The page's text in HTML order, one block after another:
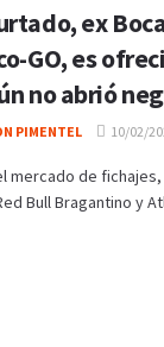
ex
GO, es
no abrió
PIMENTEL 10/02/
mercado de
Bull Bragantino y